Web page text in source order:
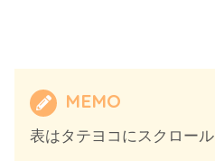
三重
・津｜KOLON
MEMO
表はタテヨコにスクロー